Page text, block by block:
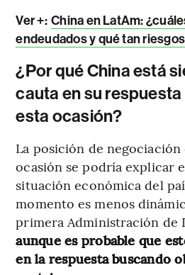
Ver +: China en LatAm:
endeudados y qué tan
¿Por qué China está
cauta en su respuesta
esta ocasión?
La posición de
ocasión se podría explicar
situación económica del
momento es menos
primera Administración de
aunque es probable que
en la respuesta buscando